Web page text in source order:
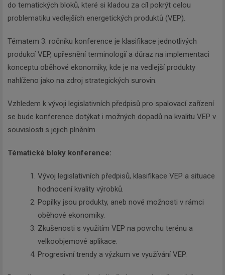
do tematických bloků, které si kladou za cíl pokrýt celou
problematiku vedlejších energetických produktů (VEP).
Tématem 3. ročníku konference je klasifikace jednotlivých
produkcí VEP, upřesnění terminologií a důraz na implementaci
konceptu oběhové ekonomiky, kde je na vedlejší produkty
nahlíženo jako na zdroj strategických surovin.
Vzhledem k vývoji legislativních předpisů pro spalovací zařízení
se bude konference dotýkat i možných dopadů na kvalitu VEP v
souvislosti s jejich plněním.
Tématické bloky konference:
Vývoj legislativních předpisů, klasifikace VEP a situace
hodnocení kvality výrobků.
Popílky jsou produkty, aneb nové možnosti v rámci
oběhové ekonomiky.
Zkušenosti s využitím VEP na povrchu terénu a
velkoobjemové aplikace.
Progresivní trendy a výzkum ve využívání VEP.